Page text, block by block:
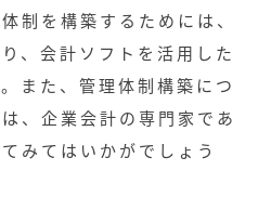
制を構築するためには、
、会計ソフトを活用した
また、管理体制構築につ
、企業会計の専門家であ
みてはいかがでしょう